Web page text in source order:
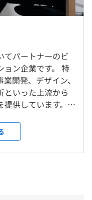
務場所、自宅また
で勤務することがで
場合、所定の勤務場
。また、オフィス運
ワークを推奨するこ
のではありません）
す。
00、15：00〜22：
間は1カ月
てパートナーのビ
ョン企業です。 特
開発、デザイン、
といった上流から
供しています。
入しました。今
お迎えしたいと